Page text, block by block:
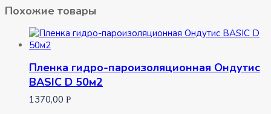
Похожие товары
Пленка гидро-пароизоляционная Ондутис
BASIC D 50м2
1370,00 Р